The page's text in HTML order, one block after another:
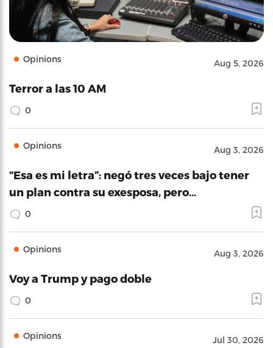
Opinions Aug 5, 2026
Terror a las 10 AM
0
Opinions Aug 3, 2026
“Esa es mi letra”: negó tres veces bajo tener
un plan contra su exesposa, pero…
0
Opinions Aug 3, 2026
Voy a Trump y pago doble
0
Opinions Jul 30, 2026